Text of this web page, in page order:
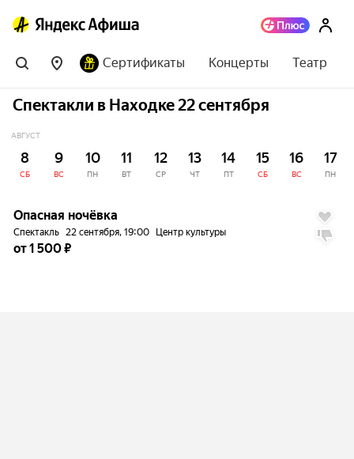
Сертификаты Концерты Театр
Спектакли в Находке 22 сентября
АВГУСТ
8
СБ
9
ВС
10
ПН
11
ВТ
12
СР
13
ЧТ
14
ПТ
15
СБ
16
ВС
17
ПН
Опасная ночёвка
Спектакль 22 сентября, 19:00 Центр культуры
от 1 500 ₽